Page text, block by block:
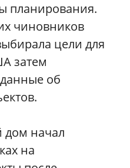
планирования.
чиновников
цели для
затем
об
начал
на